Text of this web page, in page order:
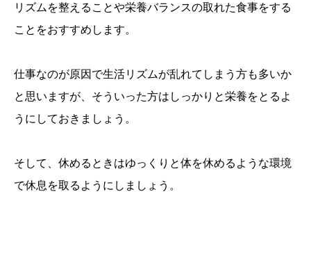
リズムを整えることや栄養バランスの取れた食事をする
ことをおすすめします。
仕事なのが原因で生活リズムが乱れてしまう方も多いか
と思いますが、そういった方はしっかりと栄養をとるよ
うにしておきましょう。
そして、休めるときはゆっくりと体を休めるような環境
で休息を取るようにしましょう。